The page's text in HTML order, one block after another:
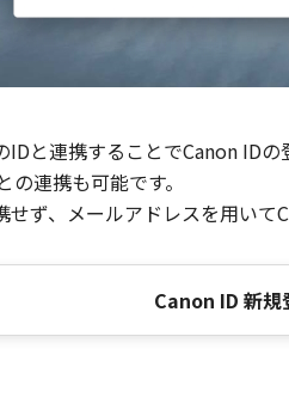
と連携することでCanon IDの
連携も可能です。
ず、メールアドレスを用いて
Canon ID 新規